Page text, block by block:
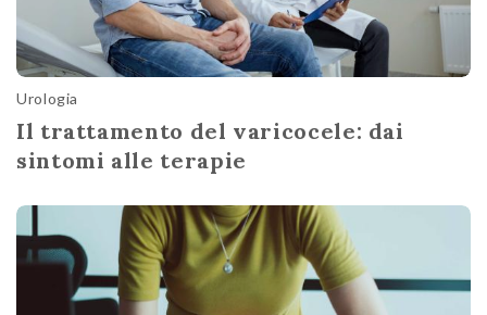
Urologia
Il trattamento del varicocele: dai
sintomi alle terapie